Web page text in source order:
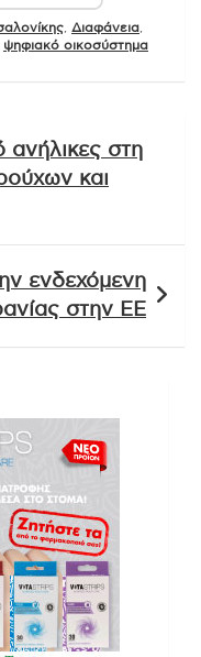
Διαφάνεια
ψηφιακό οικοσύστημα
ανήλικες στη
και
ενδεχόμενη
στην ΕΕ